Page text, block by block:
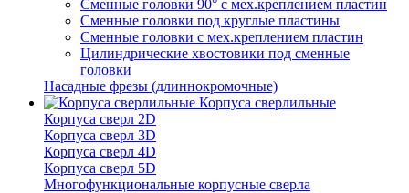
Сменные головки 90° с мех.креплением пластин
Сменные головки под круглые пластины
Сменные головки с мех.креплением пластин
Цилиндрические хвостовики под сменные
головки
Насадные фрезы (длиннокромочные)
Корпуса сверлильные
Корпуса сверл 2D
Корпуса сверл 3D
Корпуса сверл 4D
Корпуса сверл 5D
Многофункциональные корпусные сверла